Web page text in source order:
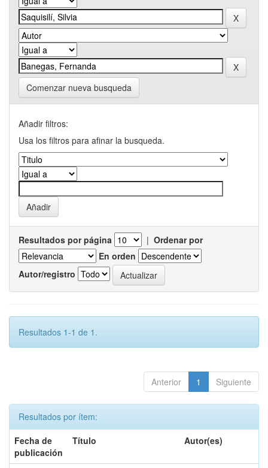
Comenzar nueva busqueda
Añadir filtros:
Usa los filtros para afinar la busqueda.
Resultados por página | Ordenar por
En orden
Autor/registro
Resultados 1-1 de 1.
Anterior 1 Siguiente
Resultados por ítem:
Fecha de
publicación
Título Autor(es)